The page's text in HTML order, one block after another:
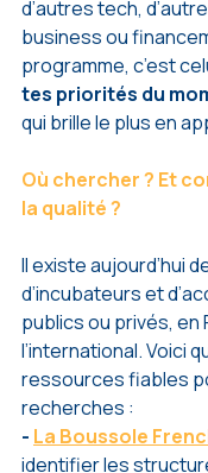
d’autres tech,
business ou
programme, c’est
tes priorités du
qui brille le plus en
Où chercher ? Et
la qualité ?
Il existe aujourd’hui
d’incubateurs et
publics ou privés, en
l’international. Voici
ressources fiables
recherches :
- La Boussole
identifier les